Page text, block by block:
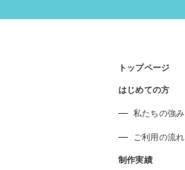
トップページ
はじめての方
私たちの強み
ご利用の流れ
制作実績